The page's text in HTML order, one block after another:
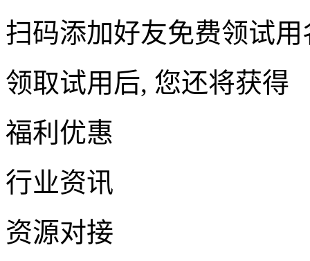
扫码添加好友免费领试用
领取试用后, 您还将获得
福利优惠
行业资讯
资源对接